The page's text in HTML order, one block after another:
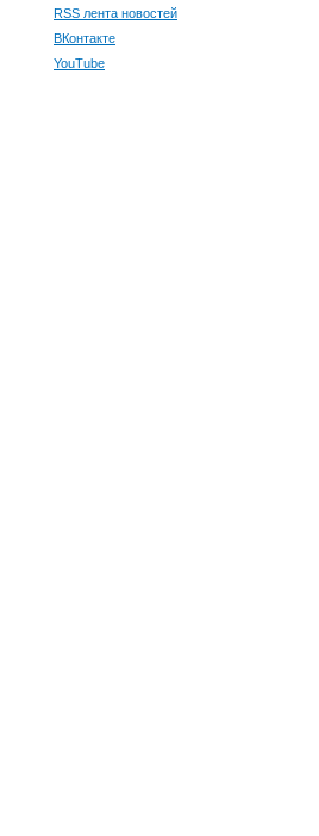
RSS лента новостей
ВКонтакте
YouTube